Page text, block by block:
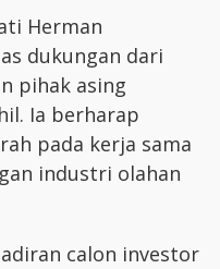
Herman
dukungan dari
pihak asing
Ia berharap
pada kerja sama
industri olahan
calon investor